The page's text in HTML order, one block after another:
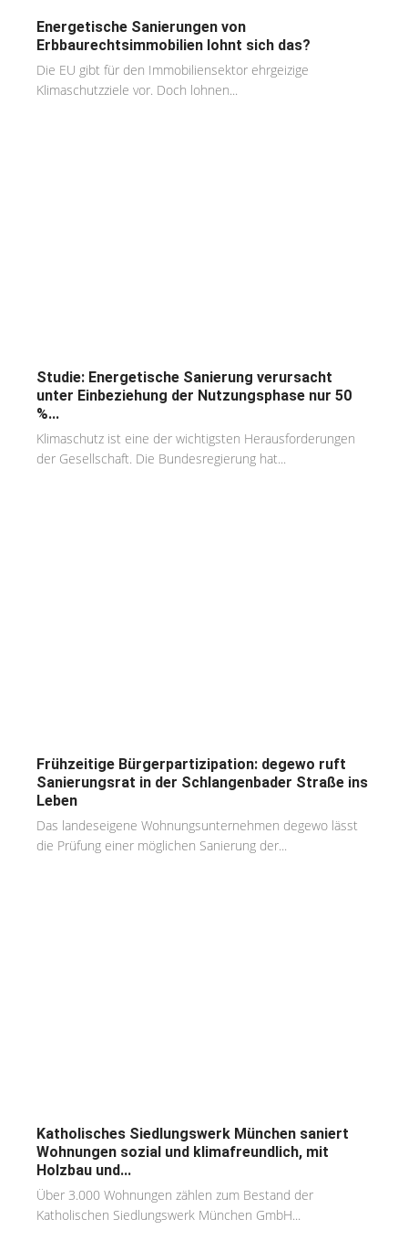
Energetische Sanierungen von
Erbbaurechtsimmobilien lohnt sich das?
Die EU gibt für den Immobiliensektor ehrgeizige
Klimaschutzziele vor. Doch lohnen...
Studie: Energetische Sanierung verursacht
unter Einbeziehung der Nutzungsphase nur 50
%...
Klimaschutz ist eine der wichtigsten Herausforderungen
der Gesellschaft. Die Bundesregierung hat...
Frühzeitige Bürgerpartizipation: degewo ruft
Sanierungsrat in der Schlangenbader Straße ins
Leben
Das landeseigene Wohnungsunternehmen degewo lässt
die Prüfung einer möglichen Sanierung der...
Katholisches Siedlungswerk München saniert
Wohnungen sozial und klimafreundlich, mit
Holzbau und...
Über 3.000 Wohnungen zählen zum Bestand der
Katholischen Siedlungswerk München GmbH...